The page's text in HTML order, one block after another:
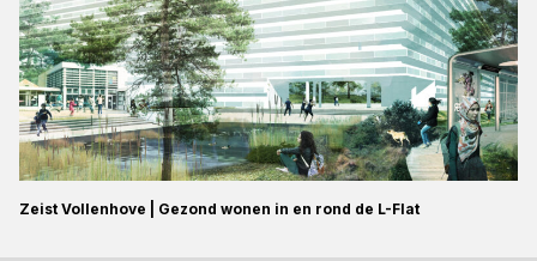
Zeist Vollenhove | Gezond wonen in en rond de L-Flat